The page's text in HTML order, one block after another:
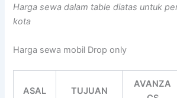
Harga sewa dalam table diatas untuk
kota
Harga sewa mobil Drop only
ASAL TUJUAN
AVANZA